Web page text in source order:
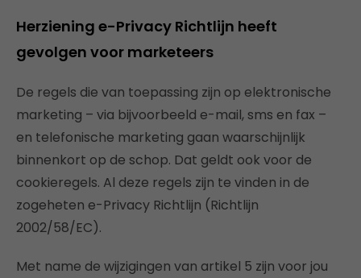
Herziening e-Privacy Richtlijn heeft
gevolgen voor marketeers
De regels die van toepassing zijn op elektronische
marketing – via bijvoorbeeld e-mail, sms en fax –
en telefonische marketing gaan waarschijnlijk
binnenkort op de schop. Dat geldt ook voor de
cookieregels. Al deze regels zijn te vinden in de
zogeheten e-Privacy Richtlijn (Richtlijn
2002/58/EC).
Met name de wijzigingen van artikel 5 zijn voor jou